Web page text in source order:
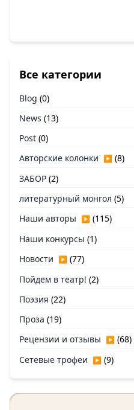
Все категории
Blog (0)
News (13)
Post (0)
Авторские колонки ▶ (8)
ЗАБОР (2)
литературный монгол (5)
Наши авторы ▶ (115)
Наши конкурсы (1)
Новости ▶ (77)
Пойдем в театр! (2)
Поэзия (22)
Проза (19)
Рецензии и отзывы ▶ (68)
Сетевые трофеи ▶ (9)